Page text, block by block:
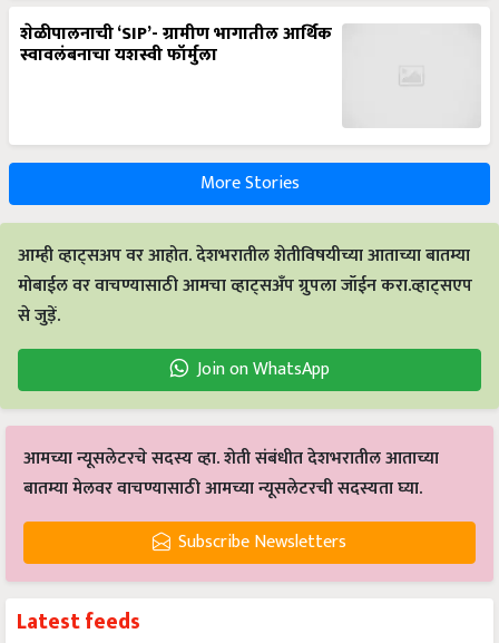
शेळीपालनाची ‘SIP’- ग्रामीण भागातील आर्थिक
स्वावलंबनाचा यशस्वी फॉर्मुला
More Stories
आम्ही व्हाट्सअप वर आहोत. देशभरातील शेतीविषयीच्या आताच्या बातम्या
मोबाईल वर वाचण्यासाठी आमचा व्हाट्सअँप ग्रुपला जॉईन करा.व्हाट्सएप
से जुड़ें.
Join on WhatsApp
आमच्या न्यूसलेटरचे सदस्य व्हा. शेती संबंधीत देशभरातील आताच्या
बातम्या मेलवर वाचण्यासाठी आमच्या न्यूसलेटरची सदस्यता घ्या.
Subscribe Newsletters
Latest feeds